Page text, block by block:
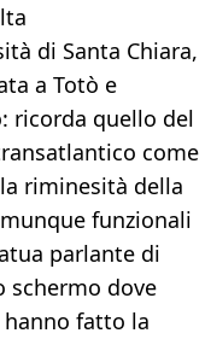
di Santa Chiara,
a Totò e
ricorda quello del
come
riminesità della
funzionali
parlante di
schermo dove
fatto la